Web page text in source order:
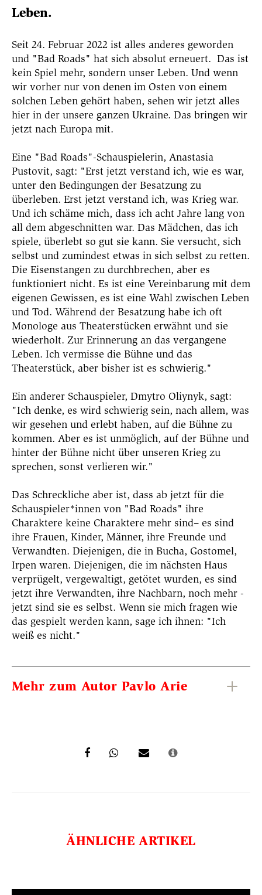
Leben.
Seit 24. Februar 2022 ist alles anderes geworden
und "Bad Roads" hat sich absolut erneuert. Das ist
kein Spiel mehr, sondern unser Leben. Und wenn
wir vorher nur von denen im Osten von einem
solchen Leben gehört haben, sehen wir jetzt alles
hier in der unsere ganzen Ukraine. Das bringen wir
jetzt nach Europa mit.
Eine "Bad Roads"-Schauspielerin, Anastasia
Pustovit, sagt: "Erst jetzt verstand ich, wie es war,
unter den Bedingungen der Besatzung zu
überleben. Erst jetzt verstand ich, was Krieg war.
Und ich schäme mich, dass ich acht Jahre lang von
all dem abgeschnitten war. Das Mädchen, das ich
spiele, überlebt so gut sie kann. Sie versucht, sich
selbst und zumindest etwas in sich selbst zu retten.
Die Eisenstangen zu durchbrechen, aber es
funktioniert nicht. Es ist eine Vereinbarung mit dem
eigenen Gewissen, es ist eine Wahl zwischen Leben
und Tod. Während der Besatzung habe ich oft
Monologe aus Theaterstücken erwähnt und sie
wiederholt. Zur Erinnerung an das vergangene
Leben. Ich vermisse die Bühne und das
Theaterstück, aber bisher ist es schwierig."
Ein anderer Schauspieler, Dmytro Oliynyk, sagt:
"Ich denke, es wird schwierig sein, nach allem, was
wir gesehen und erlebt haben, auf die Bühne zu
kommen. Aber es ist unmöglich, auf der Bühne und
hinter der Bühne nicht über unseren Krieg zu
sprechen, sonst verlieren wir."
Das Schreckliche aber ist, dass ab jetzt für die
Schauspieler*innen von "Bad Roads" ihre
Charaktere keine Charaktere mehr sind– es sind
ihre Frauen, Kinder, Männer, ihre Freunde und
Verwandten. Diejenigen, die in Bucha, Gostomel,
Irpen waren. Diejenigen, die im nächsten Haus
verprügelt, vergewaltigt, getötet wurden, es sind
jetzt ihre Verwandten, ihre Nachbarn, noch mehr -
jetzt sind sie es selbst. Wenn sie mich fragen wie
das gespielt werden kann, sage ich ihnen: "Ich
weiß es nicht."
Mehr zum Autor Pavlo Arie
ÄHNLICHE ARTIKEL